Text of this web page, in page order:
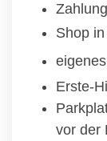
Shop
Erste-
vor der